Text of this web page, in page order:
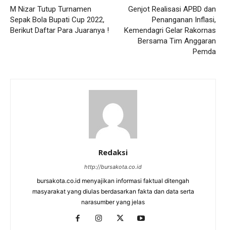
M Nizar Tutup Turnamen
Sepak Bola Bupati Cup 2022,
Berikut Daftar Para Juaranya !
Genjot Realisasi APBD dan
Penanganan Inflasi,
Kemendagri Gelar Rakornas
Bersama Tim Anggaran
Pemda
Redaksi
http://bursakota.co.id
bursakota.co.id menyajikan informasi faktual ditengah
masyarakat yang diulas berdasarkan fakta dan data serta
narasumber yang jelas